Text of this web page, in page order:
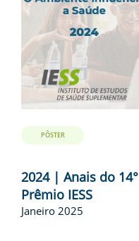
PÔSTER
2024 | Anais do 14°
Prêmio IESS
Janeiro 2025